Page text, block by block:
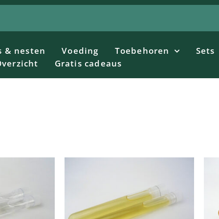
& nesten Voeding Toebehoren
Sets
Gratis cadeaus
meerdere
variaties.
meerdere
variaties.
Deze